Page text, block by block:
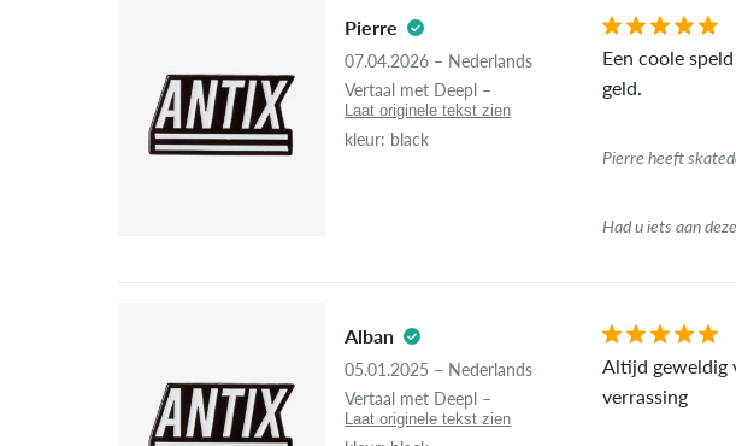
Pierre
07.04.2026 – Nederlands
Vertaal met Deepl –
Laat originele tekst zien
kleur: black
Een coole
geld.
Pierre heeft
Had u iets aan
Alban
05.01.2025 – Nederlands
Vertaal met Deepl –
Laat originele tekst zien
Altijd geweldig
verrassing